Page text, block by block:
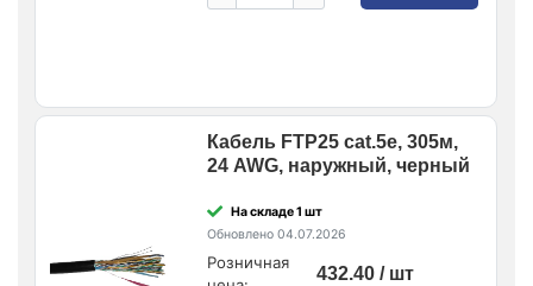
Кабель FTP25 cat.5e, 305м,
24 AWG, наружный, черный
На складе 1 шт
Обновлено 04.07.2026
Розничная
432.40 / шт